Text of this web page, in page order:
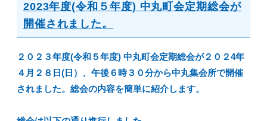
2023年度(令和５年度) 中丸町会定期総会が
開催されました。
２０２３年度(令和５年度) 中丸町会定期総会が２０２4年
４月２８日(日）、午後６時３０分から中丸集会所で開催
されました。総会の内容を簡単に紹介します。